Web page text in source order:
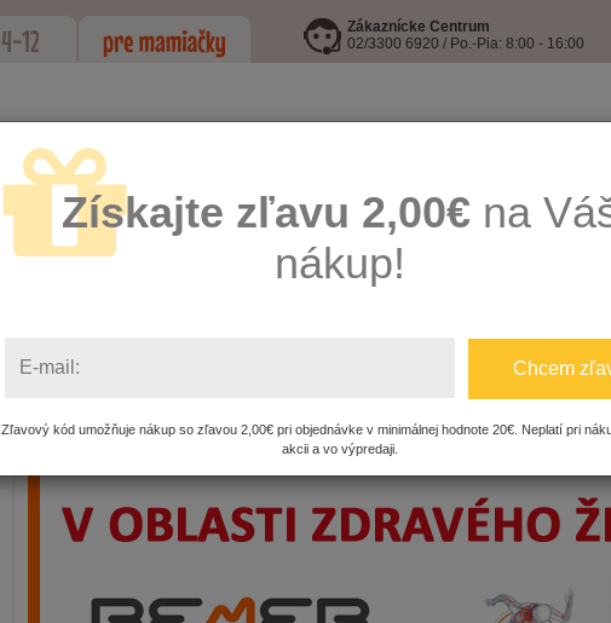
Zákaznícke Centrum
02/3300 6920 / Po.-Pia: 8:00 - 16:00
Získajte zľavu 2,00€ na
nákup!
E-mail: Chcem
Zľavový kód umožňuje nákup so zľavou 2,00€ pri objednávke v minimálnej hodnote 20€. Neplatí pri
akcii a vo výpredaji.